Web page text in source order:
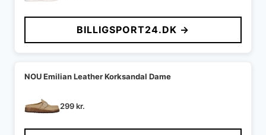
pris
var:
599 kr..
pris
er:
549 kr..
BILLIGSPORT24.DK →
NOU Emilian Leather Korksandal Dame
299kr.